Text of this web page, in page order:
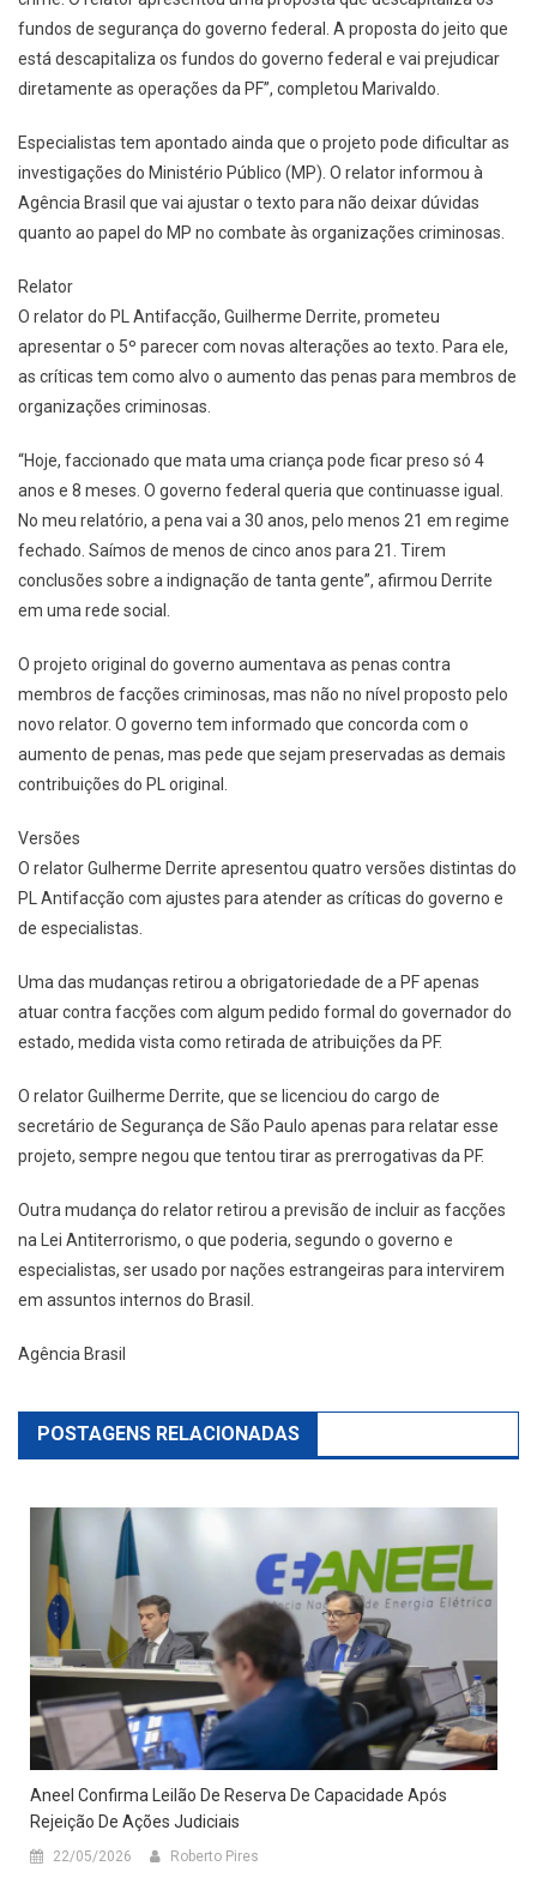
fundos de segurança do governo federal. A proposta do jeito que
está descapitaliza os fundos do governo federal e vai prejudicar
diretamente as operações da PF”, completou Marivaldo.
Especialistas tem apontado ainda que o projeto pode dificultar as
investigações do Ministério Público (MP). O relator informou à
Agência Brasil que vai ajustar o texto para não deixar dúvidas
quanto ao papel do MP no combate às organizações criminosas.
Relator
O relator do PL Antifacção, Guilherme Derrite, prometeu
apresentar o 5º parecer com novas alterações ao texto. Para ele,
as críticas tem como alvo o aumento das penas para membros de
organizações criminosas.
“Hoje, faccionado que mata uma criança pode ficar preso só 4
anos e 8 meses. O governo federal queria que continuasse igual.
No meu relatório, a pena vai a 30 anos, pelo menos 21 em regime
fechado. Saímos de menos de cinco anos para 21. Tirem
conclusões sobre a indignação de tanta gente”, afirmou Derrite
em uma rede social.
O projeto original do governo aumentava as penas contra
membros de facções criminosas, mas não no nível proposto pelo
novo relator. O governo tem informado que concorda com o
aumento de penas, mas pede que sejam preservadas as demais
contribuições do PL original.
Versões
O relator Gulherme Derrite apresentou quatro versões distintas do
PL Antifacção com ajustes para atender as críticas do governo e
de especialistas.
Uma das mudanças retirou a obrigatoriedade de a PF apenas
atuar contra facções com algum pedido formal do governador do
estado, medida vista como retirada de atribuições da PF.
O relator Guilherme Derrite, que se licenciou do cargo de
secretário de Segurança de São Paulo apenas para relatar esse
projeto, sempre negou que tentou tirar as prerrogativas da PF.
Outra mudança do relator retirou a previsão de incluir as facções
na Lei Antiterrorismo, o que poderia, segundo o governo e
especialistas, ser usado por nações estrangeiras para intervirem
em assuntos internos do Brasil.
Agência Brasil
POSTAGENS RELACIONADAS
Aneel Confirma Leilão De Reserva De Capacidade Após
Rejeição De Ações Judiciais
22/05/2026 Roberto Pires